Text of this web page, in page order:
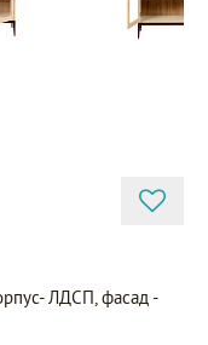
ЛДСП, фасад -